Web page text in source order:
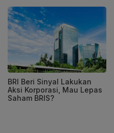
BRI Beri Sinyal Lakukan
Aksi Korporasi, Mau Lepas
Saham BRIS?